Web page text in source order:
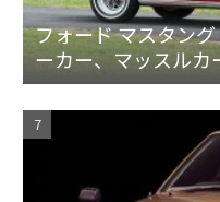
フォード マスタン
ーカー、マッスル
ット